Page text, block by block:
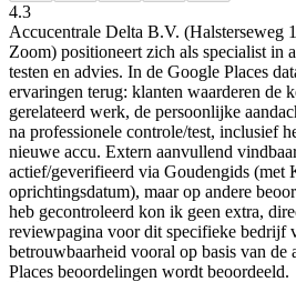
4.3
Accucentrale Delta B.V. (Halsterseweg
Zoom) positioneert zich als specialist in
testen en advies. In de Google Places
ervaringen terug: klanten waarderen de
gerelateerd werk, de persoonlijke
na professionele controle/test, inclusief
nieuwe accu. Extern aanvullend
actief/geverifieerd via Goudengids (met
oprichtingsdatum), maar op andere
heb gecontroleerd kon ik geen extra,
reviewpagina voor dit specifieke
betrouwbaarheid vooral op basis van de
Places beoordelingen wordt beoordeeld.